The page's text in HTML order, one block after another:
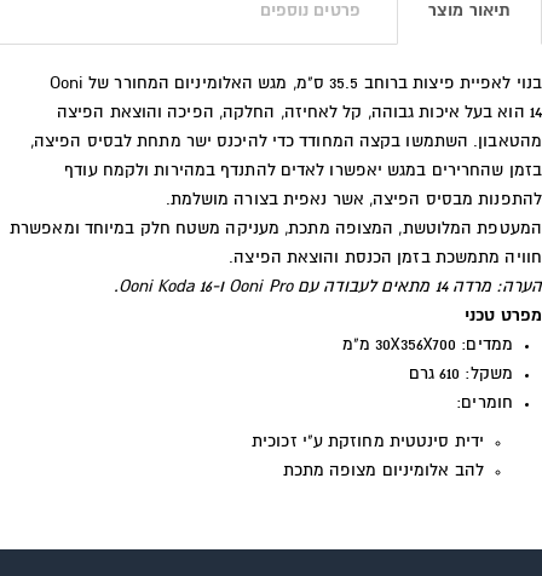
תיאור מוצר פרטים נוספים
בנוי לאפיית פיצות ברוחב 35.5 ס"מ, מגש האלומיניום המחורר של Ooni
14 הוא בעל איכות גבוהה, קל לאחיזה, החלקה, הפיכה והוצאת הפיצה
מהטאבון. השתמשו בקצה המחודד כדי להיכנס ישר מתחת לבסיס הפיצה,
בזמן שהחרירים במגש יאפשרו לאדים להתנדף במהירות ולקמח עודף
להתפנות מבסיס הפיצה, אשר נאפית בצורה מושלמת.
המעטפת המלוטשת, המצופה מתכת, מעניקה משטח חלק במיוחד ומאפשרת
חוויה מתמשכת בזמן הכנסת והוצאת הפיצה.
הערה: מרדה 14 מתאים לעבודה עם
Ooni Pro ו-Ooni Koda 16
.
מפרט טכני
ממדים: 30X356X700 מ"מ
משקל: 610 גרם
חומרים:
ידית סינטטית מחוזקת ע"י זכוכית
להב אלומיניום מצופה מתכת